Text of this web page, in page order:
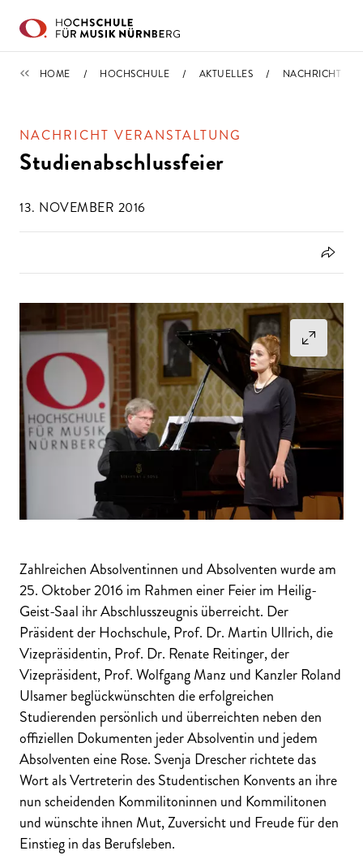
IMPORTIERT
HOME HOCHSCHULE AKTUELLES NACHRICHT
NACHRICHT VERANSTALTUNG
Studienabschlussfeier
13. NOVEMBER 2016
Zahlreichen Absolventinnen und Absolventen wurde am
25. Oktober 2016 im Rahmen einer Feier im Heilig-
Geist-Saal ihr Abschlusszeugnis überreicht. Der
Präsident der Hochschule, Prof. Dr. Martin Ullrich, die
Vizepräsidentin, Prof. Dr. Renate Reitinger, der
Vizepräsident, Prof. Wolfgang Manz und Kanzler Roland
Ulsamer beglückwünschten die erfolgreichen
Studierenden persönlich und überreichten neben den
offiziellen Dokumenten jeder Absolventin und jedem
Absolventen eine Rose. Svenja Drescher richtete das
Wort als Vertreterin des Studentischen Konvents an ihre
nun scheidenden Kommilitoninnen und Kommilitonen
und wünschte ihnen Mut, Zuversicht und Freude für den
Einstieg in das Berufsleben.